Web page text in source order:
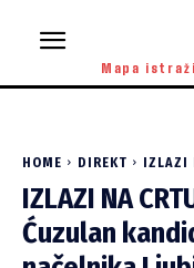
Mapa
HOME DIREKT IZLAZI
IZLAZI NA
Ćuzulan